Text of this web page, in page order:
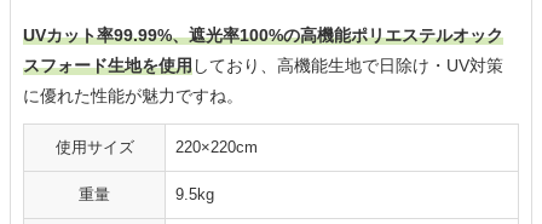
UVカット率99.99%、遮光率100%の高機能ポリエステルオック
スフォード生地を使用しており、高機能生地で日除け・UV対策
に優れた性能が魅力ですね。
使用サイズ 220×220cm
重量 9.5kg